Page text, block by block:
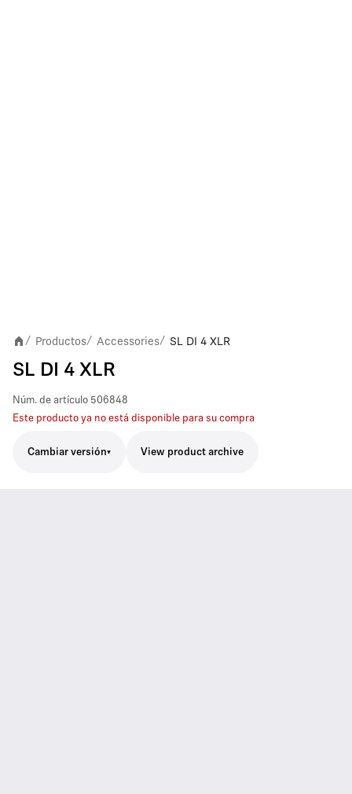
/ Productos/ Accessories/ SL DI 4 XLR
SL DI 4 XLR
Núm. de artículo 506848
Este producto ya no está disponible para su compra
Cambiar versión View product archive